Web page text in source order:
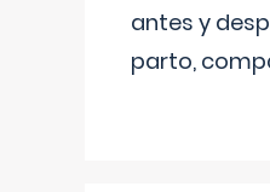
antes y
parto,